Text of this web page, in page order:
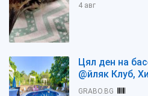
4 авг
Цял ден на
@йляк Клуб,
GRABO.BG